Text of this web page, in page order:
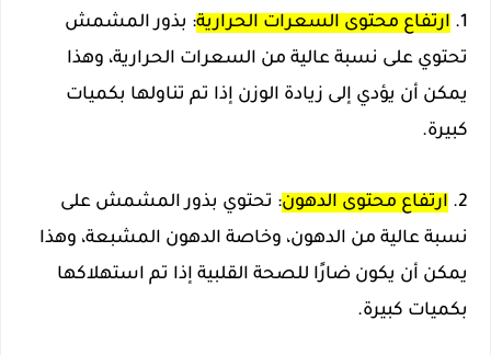
1. ارتفاع محتوى السعرات الحرارية: بذور المشمش
تحتوي على نسبة عالية من السعرات الحرارية، وهذا
يمكن أن يؤدي إلى زيادة الوزن إذا تم تناولها بكميات
كبيرة.
2. ارتفاع محتوى الدهون: تحتوي بذور المشمش على
نسبة عالية من الدهون، وخاصة الدهون المشبعة، وهذا
يمكن أن يكون ضارًا للصحة القلبية إذا تم استهلاكها
بكميات كبيرة.